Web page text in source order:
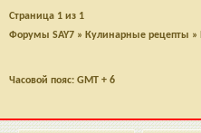
Страница 1 из 1
Форумы SAY7 » Кулинарные рецепты »
Часовой пояс: GMT + 6